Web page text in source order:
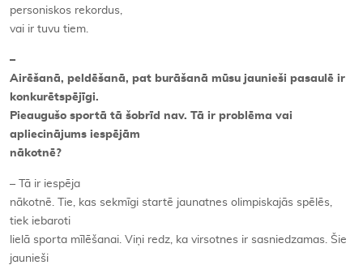
personiskos rekordus,
vai ir tuvu tiem.
–
Airēšanā, peldēšanā, pat burāšanā mūsu jaunieši pasaulē ir
konkurētspējīgi.
Pieaugušo sportā tā šobrīd nav. Tā ir problēma vai
apliecinājums iespējām
nākotnē?
– Tā ir iespēja
nākotnē. Tie, kas sekmīgi startē jaunatnes olimpiskajās spēlēs,
tiek iebaroti
lielā sporta mīlēšanai. Viņi redz, ka virsotnes ir sasniedzamas. Šie
jaunieši